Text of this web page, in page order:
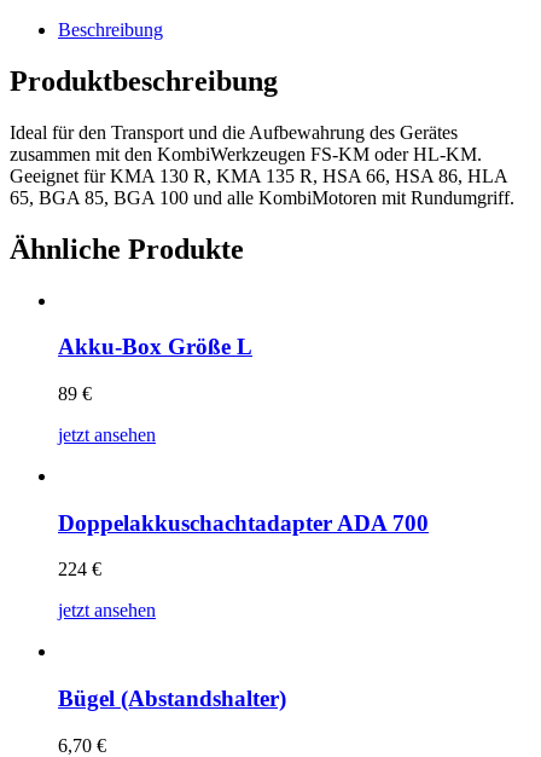
Beschreibung
Produktbeschreibung
Ideal für den Transport und die Aufbewahrung des Gerätes
zusammen mit den KombiWerkzeugen FS-KM oder HL-KM.
Geeignet für KMA 130 R, KMA 135 R, HSA 66, HSA 86, HLA
65, BGA 85, BGA 100 und alle KombiMotoren mit Rundumgriff.
Ähnliche Produkte
Akku-Box Größe L
89 €
jetzt ansehen
Doppelakkuschachtadapter ADA 700
224 €
jetzt ansehen
Bügel (Abstandshalter)
6,70 €